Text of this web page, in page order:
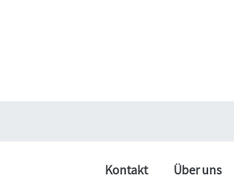
Kontakt Über uns